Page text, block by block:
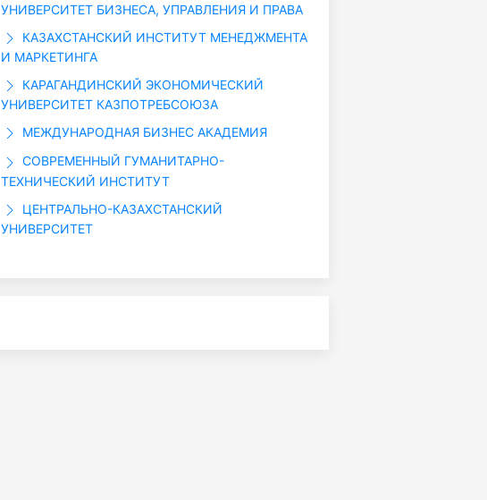
УНИВЕРСИТЕТ БИЗНЕСА, УПРАВЛЕНИЯ И ПРАВА
КАЗАХСТАНСКИЙ ИНСТИТУТ МЕНЕДЖМЕНТА
И МАРКЕТИНГА
КАРАГАНДИНСКИЙ ЭКОНОМИЧЕСКИЙ
УНИВЕРСИТЕТ КАЗПОТРЕБСОЮЗА
МЕЖДУНАРОДНАЯ БИЗНЕС АКАДЕМИЯ
СОВРЕМЕННЫЙ ГУМАНИТАРНО-
ТЕХНИЧЕСКИЙ ИНСТИТУТ
ЦЕНТРАЛЬНО-КАЗАХСТАНСКИЙ
УНИВЕРСИТЕТ